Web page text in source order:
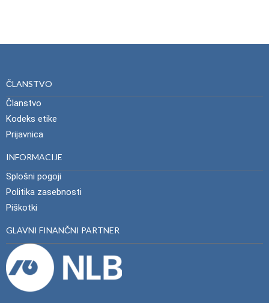
ČLANSTVO
Članstvo
Kodeks etike
Prijavnica
INFORMACIJE
Splošni pogoji
Politika zasebnosti
Piškotki
GLAVNI FINANČNI PARTNER